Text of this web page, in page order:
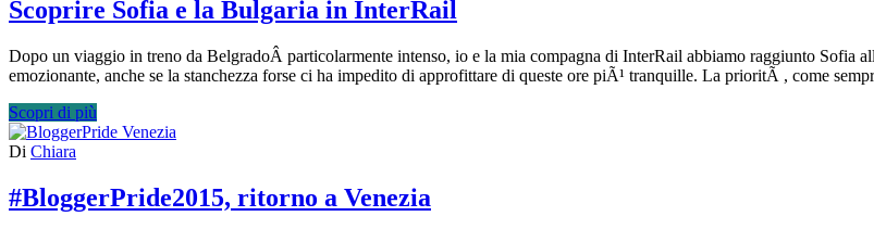
Scoprire Sofia e la Bulgaria in InterRail
Dopo un viaggio in treno da BelgradoÂ particolarmente intenso, io e la mia compagna di InterRail abbiamo raggiunto Sofia
emozionante, anche se la stanchezza forse ci ha impedito di approfittare di queste ore piÃ¹ tranquille. La prioritÃ , come
Scopri di più
Di Chiara
#BloggerPride2015, ritorno a Venezia